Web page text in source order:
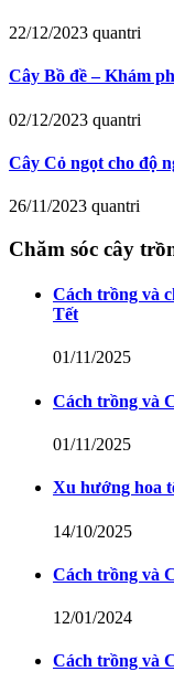
22/12/2023 quantri
Cây Bồ đề – Khám
02/12/2023 quantri
Cây Cỏ ngọt cho độ
26/11/2023 quantri
Chăm sóc cây
Cách trồng và
Tết
01/11/2025
Cách trồng và
01/11/2025
Xu hướng hoa
14/10/2025
Cách trồng và
12/01/2024
Cách trồng và